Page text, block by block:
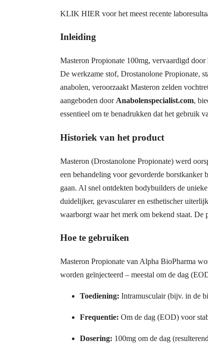
KLIK HIER voor het meest recente
Inleiding
Masteron Propionate 100mg, vervaardigd door
De werkzame stof, Drostanolone Propionate,
anabolen, veroorzaakt Masteron zelden
aangeboden door Anabolenspecialist.com,
essentieel om te benadrukken dat het gebruik
Historiek van het product
Masteron (Drostanolone Propionate) werd
een behandeling voor gevorderde borstkanker
gaan. Al snel ontdekten bodybuilders de
duidelijker, gevascularer en esthetischer
waarborgt waar het merk om bekend staat.
Hoe te gebruiken
Masteron Propionate van Alpha BioPharma
worden geïnjecteerd – meestal om de dag
Toediening: Intramusculair (bijv. in de
Frequentie: Om de dag (EOD) voor
Dosering: 100mg om de dag